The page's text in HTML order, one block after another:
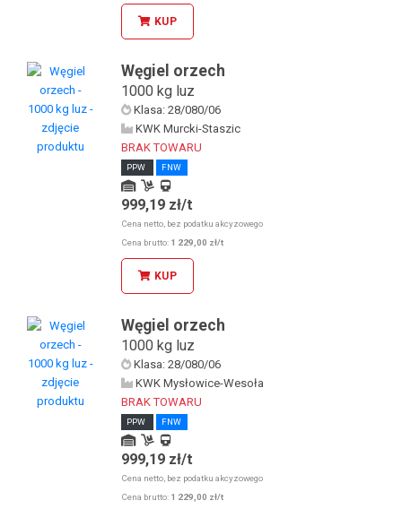
KUP
Węgiel orzech
1000 kg luz
Klasa: 28/080/06
KWK Murcki-Staszic
BRAK TOWARU
PPW FNW
Odbiór osobisty u KDW
Odbiór osobisty w sklepie stacjonarnym
Kolej
999,19 zł/t
Cena netto, bez podatku akcyzowego
Cena brutto: 1 229,00 zł/t
KUP
Węgiel orzech
1000 kg luz
Klasa: 28/080/06
KWK Mysłowice-Wesoła
BRAK TOWARU
PPW FNW
Odbiór osobisty u KDW
Odbiór osobisty w sklepie stacjonarnym
Kolej
999,19 zł/t
Cena netto, bez podatku akcyzowego
Cena brutto: 1 229,00 zł/t